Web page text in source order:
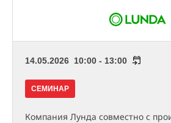
14.05.2026 10:00 - 13:00
СЕМИНАР
Компания Лунда совместно с